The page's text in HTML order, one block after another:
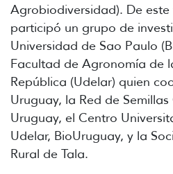
Agrobiodiversidad). De
participó un grupo de
Universidad de Sao Paulo
Facultad de Agronomía de
República (Udelar) quien
Uruguay, la Red de
Uruguay, el Centro
Udelar, BioUruguay, y la
Rural de Tala.